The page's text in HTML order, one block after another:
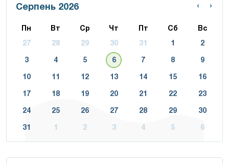
›
‹
Серпень 2026
Пн Вт Ср Чт Пт Сб Вс
27 28 29 30 31 1 2
3 4 5 6 7 8 9
10 11 12 13 14 15 16
17 18 19 20 21 22 23
24 25 26 27 28 29 30
31 1 2 3 4 5 6